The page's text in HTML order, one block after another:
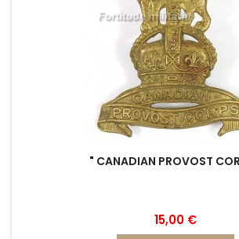
" CANADIAN PROVOST
15,00 €